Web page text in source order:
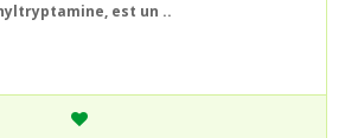
est un ..